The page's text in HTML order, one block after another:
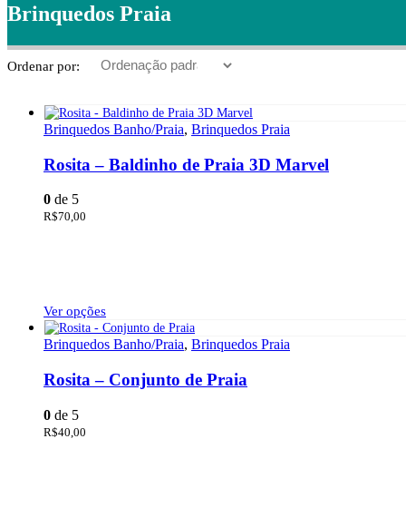
Brinquedos Praia
Ordenar por:
Brinquedos Banho/Praia, Brinquedos Praia
Rosita – Baldinho de Praia 3D Marvel
0 de 5
R$70,00
Ver opçõesEste
produto
tem
variantes.
As
Brinquedos Banho/Praia, Brinquedos Praia
Rosita – Conjunto de Praia
0 de 5
R$40,00